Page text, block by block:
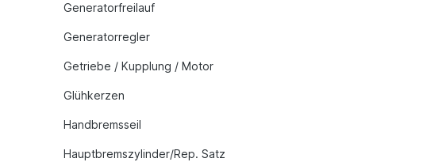
Generatorfreilauf
Generatorregler
Getriebe / Kupplung / Motor
Glühkerzen
Handbremsseil
Hauptbremszylinder/Rep. Satz